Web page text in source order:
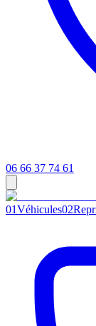
06 66 37 74 61
01Véhicules02